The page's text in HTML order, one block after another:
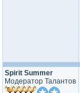
Spirit Summer
Модератор Талантов